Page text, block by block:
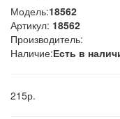
Модель:18562
Артикул: 18562
Производитель:
Наличие:Есть в
215р.